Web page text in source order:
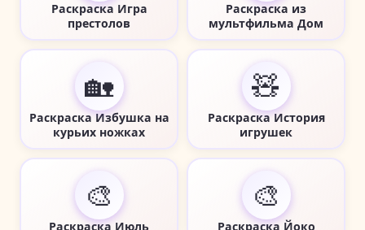
Раскраска Игра
престолов
Раскраска из
мультфильма Дом
🏡
Раскраска Избушка на
курьих ножках
🧸
Раскраска История
игрушек
🎨
Раскраска Июль
🎨
Раскраска Йоко